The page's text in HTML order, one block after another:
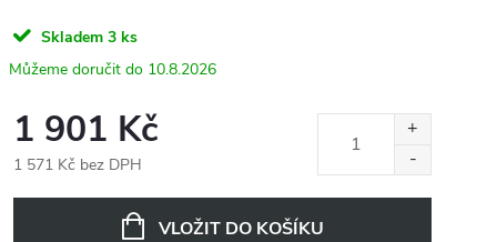
Skladem 3 ks
10.8.2026
1 901 Kč
1 571 Kč bez DPH
VLOŽIT DO KOŠÍKU